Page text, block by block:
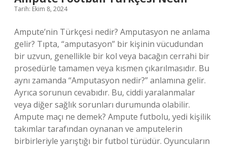
Tarih: Ekim 8, 2024
Ampute’nin Türkçesi nedir? Amputasyon ne anlama
gelir? Tıpta, “amputasyon” bir kişinin vücudundan
bir uzvun, genellikle bir kol veya bacağın cerrahi bir
prosedürle tamamen veya kısmen çıkarılmasıdır. Bu
aynı zamanda “Amputasyon nedir?” anlamına gelir.
Ayrıca sorunun cevabıdır. Bu, ciddi yaralanmalar
veya diğer sağlık sorunları durumunda olabilir.
Ampute maçı ne demek? Ampute futbolu, yedi kişilik
takımlar tarafından oynanan ve amputelerin
birbirleriyle yarıştığı bir futbol türüdür. Oyuncuların